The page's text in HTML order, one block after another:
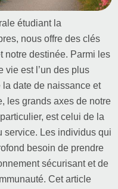
étudiant la
nous offre des clés
notre destinée. Parmi les
vie est l’un des plus
date de naissance et
les grands axes de notre
est celui de la
service. Les individus qui
besoin de prendre
sécurisant et de
Cet article